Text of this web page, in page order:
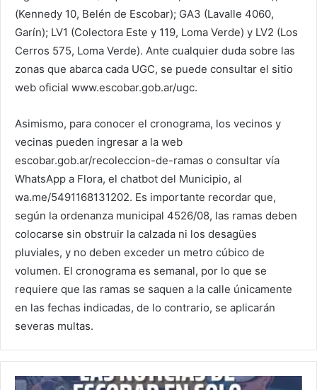
(Kennedy 10, Belén de Escobar); GA3 (Lavalle 4060,
Garín); LV1 (Colectora Este y 119, Loma Verde) y LV2 (Los
Cerros 575, Loma Verde). Ante cualquier duda sobre las
zonas que abarca cada UGC, se puede consultar el sitio
web oficial www.escobar.gob.ar/ugc.
Asimismo, para conocer el cronograma, los vecinos y
vecinas pueden ingresar a la web
escobar.gob.ar/recoleccion-de-ramas o consultar vía
WhatsApp a Flora, el chatbot del Municipio, al
wa.me/5491168131202. Es importante recordar que,
según la ordenanza municipal 4526/08, las ramas deben
colocarse sin obstruir la calzada ni los desagües
pluviales, y no deben exceder un metro cúbico de
volumen. El cronograma es semanal, por lo que se
requiere que las ramas se saquen a la calle únicamente
en las fechas indicadas, de lo contrario, se aplicarán
severas multas.